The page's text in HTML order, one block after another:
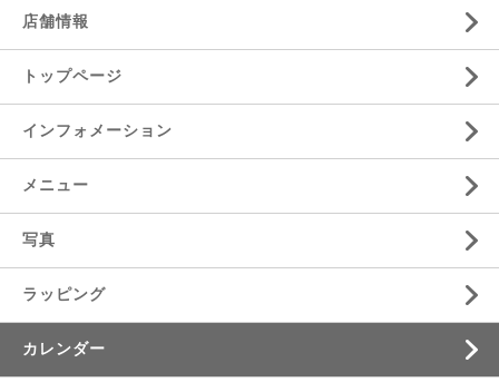
店舗情報
トップページ
インフォメーション
メニュー
写真
ラッピング
カレンダー